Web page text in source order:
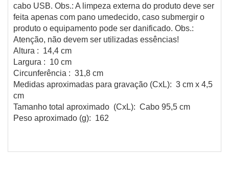
cabo USB. Obs.: A limpeza externa do produto deve ser
feita apenas com pano umedecido, caso submergir o
produto o equipamento pode ser danificado. Obs.:
Atenção, não devem ser utilizadas essências!
Altura : 14,4 cm
Largura : 10 cm
Circunferência : 31,8 cm
Medidas aproximadas para gravação (CxL): 3 cm x 4,5
cm
Tamanho total aproximado (CxL): Cabo 95,5 cm
Peso aproximado (g): 162